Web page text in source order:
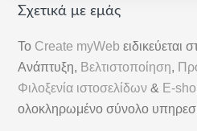
Αρχική
Στήλη
Σχετικά με εμάς
Το Create myWeb ειδικεύεται
Ανάπτυξη, Βελτιστοποίηση,
Φιλοξενία ιστοσελίδων & E-
ολοκληρωμένο σύνολο